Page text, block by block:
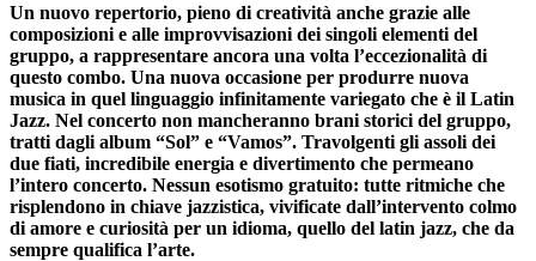
Un nuovo repertorio, pieno di creatività anche grazie alle
composizioni e alle improvvisazioni dei singoli elementi del
gruppo, a rappresentare ancora una volta l’eccezionalità di
questo combo. Una nuova occasione per produrre nuova
musica in quel linguaggio infinitamente variegato che è il Latin
Jazz. Nel concerto non mancheranno brani storici del gruppo,
tratti dagli album “Sol” e “Vamos”. Travolgenti gli assoli dei
due fiati, incredibile energia e divertimento che permeano
l’intero concerto. Nessun esotismo gratuito: tutte ritmiche che
risplendono in chiave jazzistica, vivificate dall’intervento colmo
di amore e curiosità per un idioma, quello del latin jazz, che da
sempre qualifica l’arte.